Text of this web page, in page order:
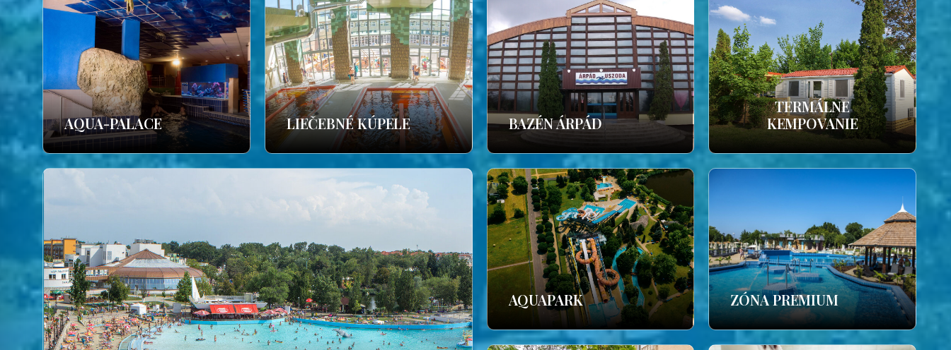
AQUA-PALACE LIEČEBNÉ KÚPELE BAZÉN ÁRPÁD
TERMÁLNE
KEMPOVANIE
AQUAPARK ZÓNA PREMIUM